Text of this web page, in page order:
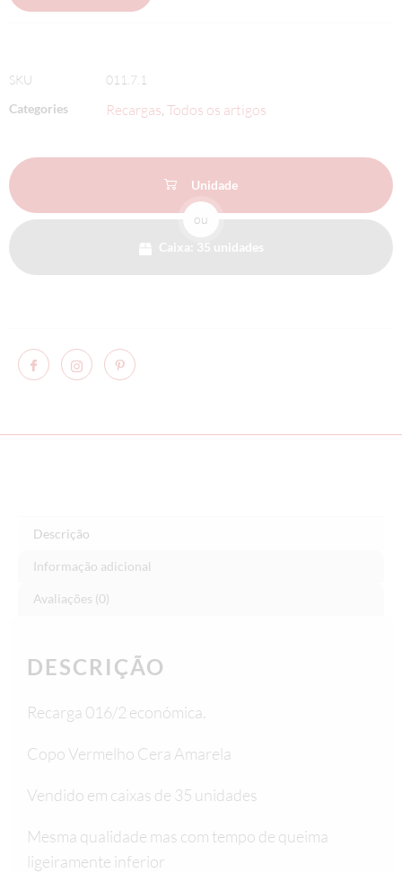
SKU
011.7.1
Categories
Recargas, Todos os artigos
Unidade
ou
Caixa: 35 unidades
Descrição
Informação adicional
Avaliações (0)
DESCRIÇÃO
Recarga 016/2 económica.
Copo Vermelho Cera Amarela
Vendido em caixas de 35 unidades
Mesma qualidade mas com tempo de queima
ligeiramente inferior